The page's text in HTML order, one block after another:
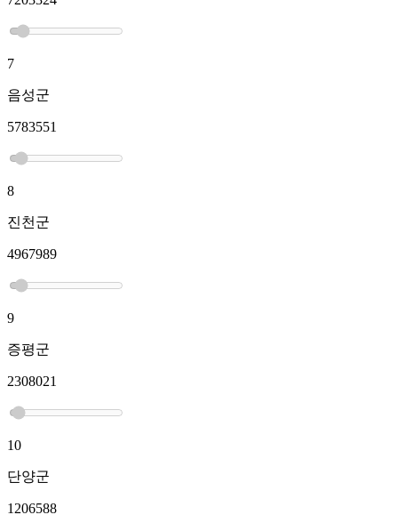
7
음성군
5783551
8
진천군
4967989
9
증평군
2308021
10
단양군
1206588